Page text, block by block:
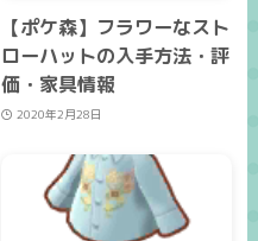
【ポケ森】フラワーなスト
ローハットの入手方法・評
価・家具情報
2020年2月28日